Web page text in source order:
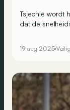
Tsjechië wordt
dat de
19 aug 2025